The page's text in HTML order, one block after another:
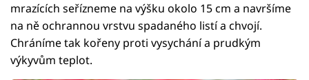
mrazících seřízneme na výšku okolo 15 cm a navršíme
na ně ochrannou vrstvu spadaného listí a chvojí.
Chráníme tak kořeny proti vysychání a prudkým
výkyvům teplot.